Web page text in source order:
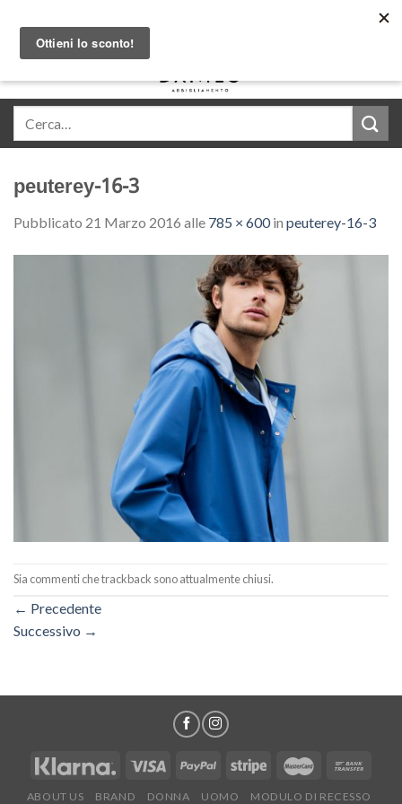
content
peuterey-16-3
Pubblicato 21 Marzo 2016 alle 785 × 600in peuterey-16-3
Sia commenti che trackback sono attualmente chiusi.
← Precedente
Successivo →
ABOUT US BRAND DONNA UOMO
MODULO DI RECESSO